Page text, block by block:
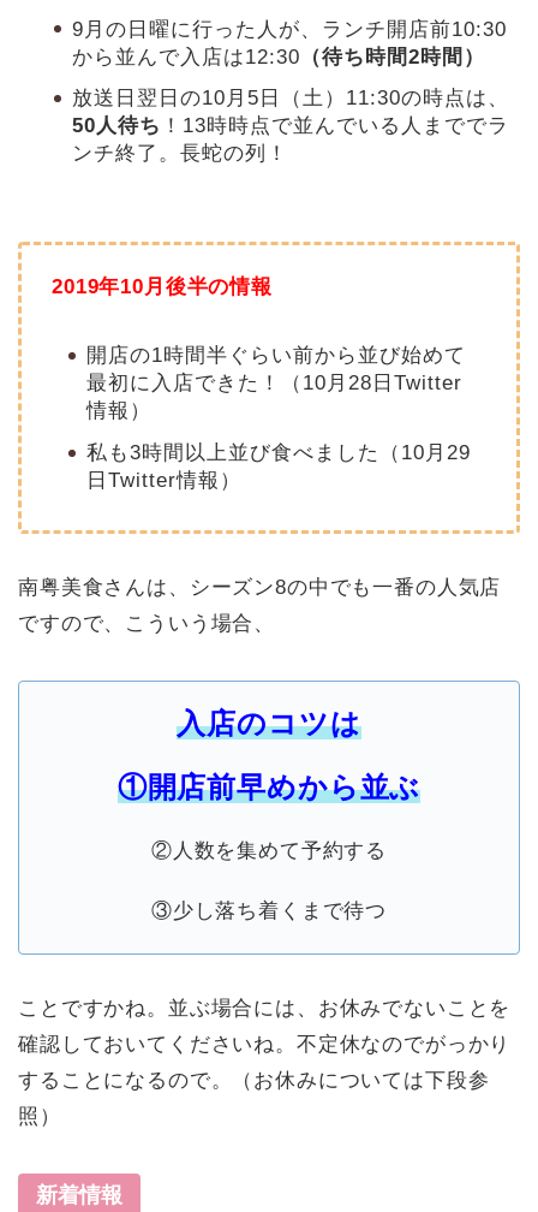
9月の日曜に行った人が、ランチ開店前10:30
から並んで入店は12:30 （待ち時間2時間）
放送日翌日の10月5日（土）11:30の時点は、
50人待ち ！13時時点で並んでいる人まででラ
ンチ終了。長蛇の列！
2019年10月後半の情報
開店の1時間半ぐらい前から並び始めて
最初に入店できた！（10月28日Twitter
情報）
私も3時間以上並び食べました（10月29
日Twitter情報）
南粤美食さんは、シーズン8の中でも一番の人気店
ですので、こういう場合、
入店のコツは
①開店前早めから並ぶ
②人数を集めて予約する
③少し落ち着くまで待つ
ことですかね。並ぶ場合には、お休みでないことを
確認しておいてくださいね。不定休なのでがっかり
することになるので。（お休みについては下段参
照）
新着情報